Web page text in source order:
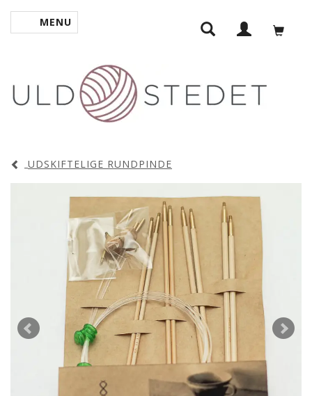
SKIFTE NAVIGATION
MENU
UDSKIFTELIGE RUNDPINDE